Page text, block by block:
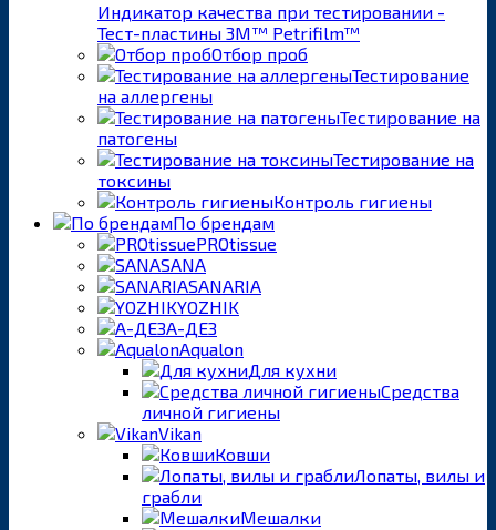
Индикатор качества при тестировании -
Тест-пластины 3M™ Petrifilm™
Отбор проб
Тестирование
на аллергены
Тестирование на
патогены
Тестирование на
токсины
Контроль гигиены
По брендам
PROtissue
SANA
SANARIA
YOZHIK
А-ДЕЗ
Aqualon
Для кухни
Средства
личной гигиены
Vikan
Ковши
Лопаты, вилы и
грабли
Мешалки